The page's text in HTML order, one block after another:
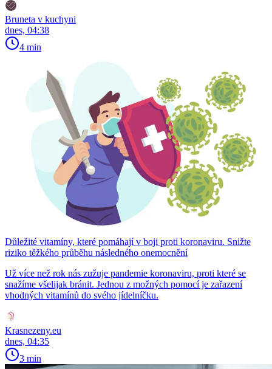
Bruneta v kuchyni
dnes, 04:38
4 min
Důležité vitamíny, které pomáhají v boji proti koronaviru. Snižte
riziko těžkého průběhu následného onemocnění
Už více než rok nás zužuje pandemie koronaviru, proti které se
snažíme všelijak bránit. Jednou z možných pomocí je zařazení
vhodných vitamínů do svého jídelníčku.
Krasnezeny.eu
dnes, 04:35
3 min